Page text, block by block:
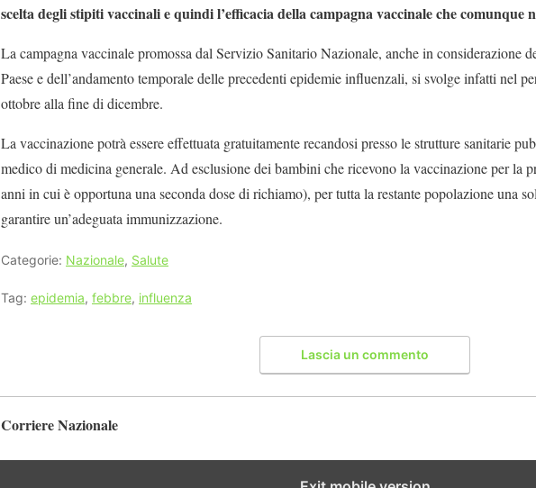
scelta degli stipiti vaccinali e quindi l’efficacia della campagna vaccinale che comunque
La campagna vaccinale promossa dal Servizio Sanitario Nazionale, anche in considerazione
Paese e dell’andamento temporale delle precedenti epidemie influenzali, si svolge infatti nel
ottobre alla fine di dicembre.
La vaccinazione potrà essere effettuata gratuitamente recandosi presso le strutture sanitarie
medico di medicina generale. Ad esclusione dei bambini che ricevono la vaccinazione per la
anni in cui è opportuna una seconda dose di richiamo), per tutta la restante popolazione una
garantire un’adeguata immunizzazione.
Categorie: Nazionale, Salute
Tag: epidemia, febbre, influenza
Lascia un commento
Corriere Nazionale